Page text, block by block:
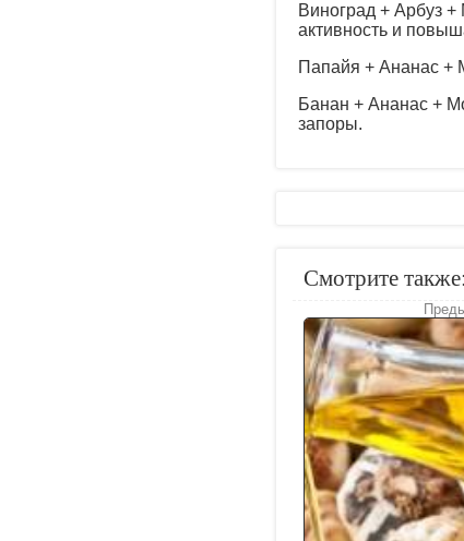
Виноград + Арбуз
активность и
Папайя + Ананас +
Банан + Ананас +
запоры.
Смотрите также: